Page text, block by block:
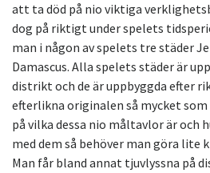
att ta död på nio viktiga
dog på riktigt under spelets
man i någon av spelets tre städer
Damascus. Alla spelets städer är
distrikt och de är uppbyggda efter
efterlikna originalen så mycket
på vilka dessa nio måltavlor är och
med dem så behöver man göra lite
Man får bland annat tjuvlyssna på